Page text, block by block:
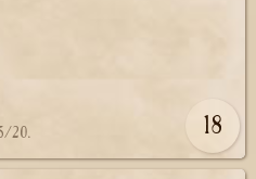
20. 18